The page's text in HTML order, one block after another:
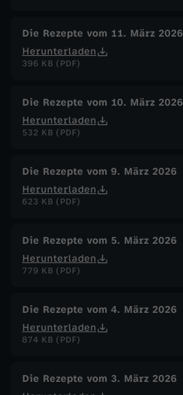
Die Rezepte vom 11. März 2026
Herunterladen
396 KB (PDF)
Die Rezepte vom 10. März 2026
Herunterladen
532 KB (PDF)
Die Rezepte vom 9. März 2026
Herunterladen
623 KB (PDF)
Die Rezepte vom 5. März 2026
Herunterladen
779 KB (PDF)
Die Rezepte vom 4. März 2026
Herunterladen
874 KB (PDF)
Die Rezepte vom 3. März 2026